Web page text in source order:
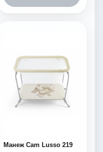
Манеж Cam Lusso 219